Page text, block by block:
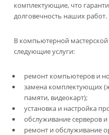
комплектующие, что
долговечность наших работ.
В компьютерной мастерской
следующие услуги:
ремонт компьютеров и
замена комплектующих
памяти, видеокарт);
установка и настройка
обслуживание серверов
ремонт и обслуживание